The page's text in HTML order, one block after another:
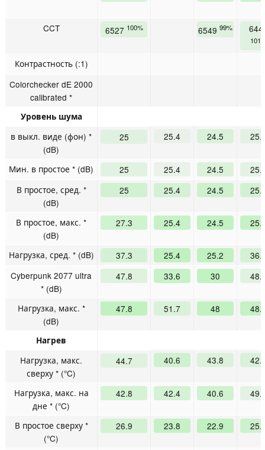
CCT 6527 100% 6549 99%
Контрастность (:1)
Colorchecker dE 2000
calibrated *
Уровень шума
в выкл. виде (фон) *
(dB)
25 25.4 24.5
Мин. в простое * (dB) 25 25.4 24.5
В простое, сред. *
(dB)
25 25.4 24.5
В простое, макс. *
(dB)
27.3 25.4 24.5
Нагрузка, сред. * (dB) 37.3 25.4 25.2
Cyberpunk 2077 ultra
* (dB)
47.8 33.6 30
Нагрузка, макс. *
(dB)
47.8 51.7 48
Нагрев
Нагрузка, макс.
сверху * (°C)
44.7 40.6 43.8
Нагрузка, макс. на
дне * (°C)
42.8 42.4 40.6
В простое сверху *
(°C)
26.9 23.8 22.9